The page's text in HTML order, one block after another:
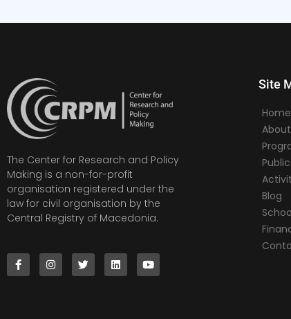
The Center for Research and Policy
Making is a non-for-profit
organisation registered under the
law for civil organisation by the
Central Registry of Macedonia.
Site
Home
About
Blog